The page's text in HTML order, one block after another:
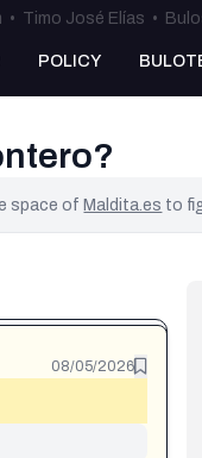
• Timo José Elías •
POLICY
space ofMaldita.es to
08/05/2026